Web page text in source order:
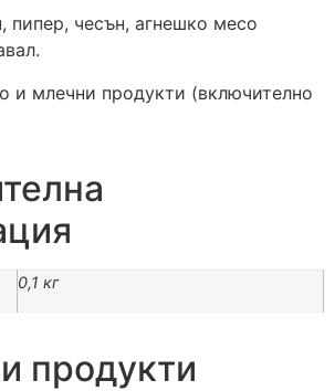
пипер, чесън, агнешко месо
и млечни продукти (включително
0,1 кг
продукти